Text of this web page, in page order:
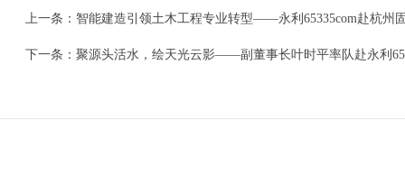
上一条： 智能建造引领土木工程专业转型——永利65335com赴杭州
下一条： 聚源头活水，绘天光云影——副董事长叶时平率队赴永利